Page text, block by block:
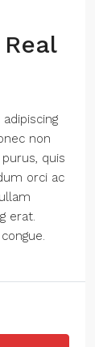
non
quis
orci ac
erat.